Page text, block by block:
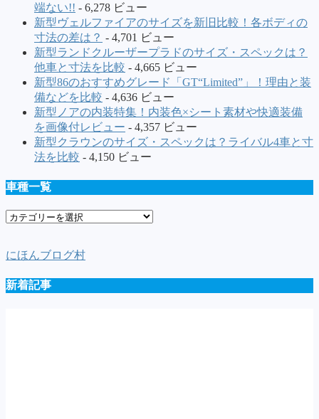
端ない!! - 6,278 ビュー
新型ヴェルファイアのサイズを新旧比較！各ボディの
寸法の差は？ - 4,701 ビュー
新型ランドクルーザープラドのサイズ・スペックは？
他車と寸法を比較 - 4,665 ビュー
新型86のおすすめグレード「GT“Limited”」！理由と装
備などを比較 - 4,636 ビュー
新型ノアの内装特集！内装色×シート素材や快適装備
を画像付レビュー - 4,357 ビュー
新型クラウンのサイズ・スペックは？ライバル4車と寸
法を比較 - 4,150 ビュー
車種一覧
車
覧
にほんブログ村
新着記事